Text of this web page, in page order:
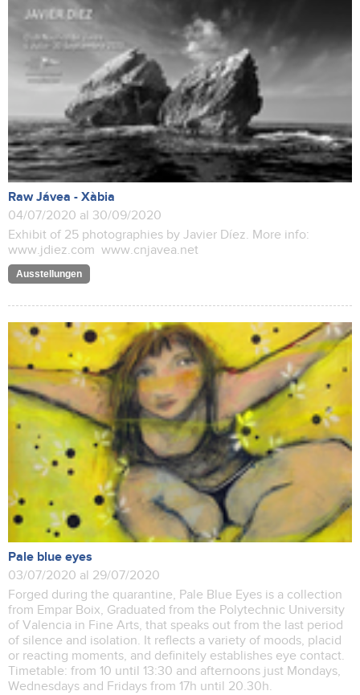
Raw Jávea - Xàbia
04/07/2020 al 30/09/2020
Exhibit of 25 photographies by Javier Díez. More info:
www.jdiez.com www.cnjavea.net
Ausstellungen
Pale blue eyes
03/07/2020 al 29/07/2020
Forged during the quarantine, Pale Blue Eyes is a collection
from Empar Boix, Graduated from the Polytechnic University
of Valencia in Fine Arts, that speaks out from the last period
of silence and isolation. It reflects a variety of moods, placid
or reacting moments, and definitely establishes eye contact.
Timetable: from 10 until 13:30 and afternoons just Mondays,
Wednesdays and Fridays from 17h until 20.30h.